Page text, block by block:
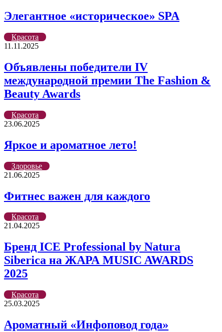
Элегантное «историческое» SPA
Красота
11.11.2025
Объявлены победители IV
международной премии The Fashion &
Beauty Awards
Красота
23.06.2025
Яркое и ароматное лето!
Здоровье
21.06.2025
Фитнес важен для каждого
Красота
21.04.2025
Бренд ICE Professional by Natura
Siberica на ЖАРА MUSIC AWARDS
2025
Красота
25.03.2025
Ароматный «Инфоповод года»